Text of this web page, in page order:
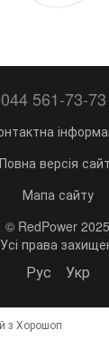
044 561-73-73
Повна версія
Мапа сайту
© RedPower 2025
Усі права
Рус Укр
з Хорошоп